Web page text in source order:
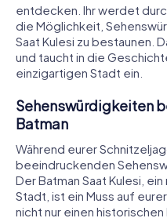
entdecken. Ihr werdet
die Möglichkeit,
Saat Kulesi zu bestaunen.
und taucht in die
einzigartigen Stadt ein.
Sehenswürdigkeiten
Batman
Während eurer
beeindruckenden
Der Batman Saat Kulesi,
Stadt, ist ein Muss auf
nicht nur einen